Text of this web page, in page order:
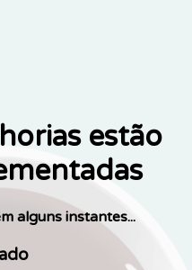
estão
alguns instantes...